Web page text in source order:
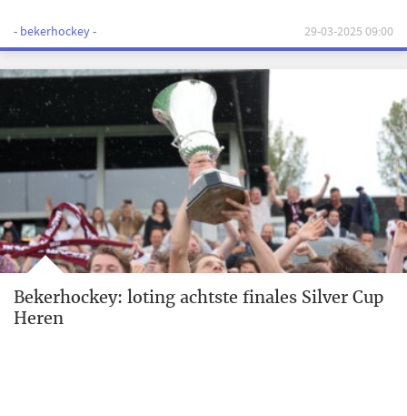
- bekerhockey - 29-03-2025 09:00
Bekerhockey: loting achtste finales Silver Cup
Heren